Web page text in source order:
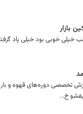
بازار
خیلی خوبی بود خیلی یاد
تخصصی دوره‌های قهوه و
خ...